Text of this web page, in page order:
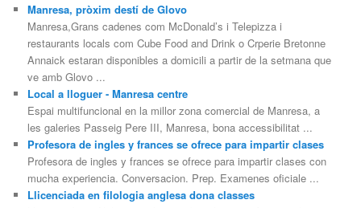
Manresa, pròxim destí de Glovo
Manresa,Grans cadenes com McDonald’s i Telepizza i
restaurants locals com Cube Food and Drink o Crperie Bretonne
Annaick estaran disponibles a domicili a partir de la setmana que
ve amb Glovo ...
Local a lloguer - Manresa centre
Espai multifuncional en la millor zona comercial de Manresa, a
les galeries Passeig Pere III, Manresa, bona accessibilitat ...
Profesora de ingles y frances se ofrece para impartir clases
Profesora de ingles y frances se ofrece para impartir clases con
mucha experiencia. Conversacion. Prep. Examenes oficiale ...
Llicenciada en filologia anglesa dona classes